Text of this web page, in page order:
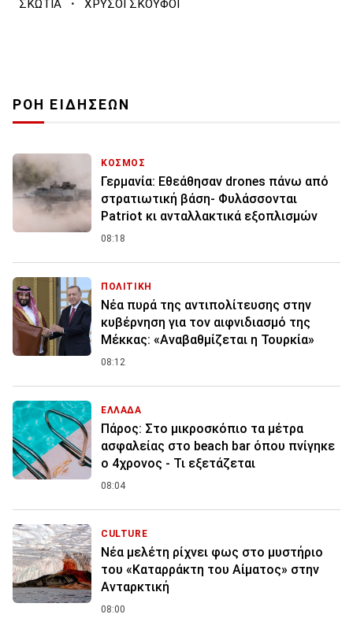
ΣΚΩΤΙΑ · ΧΡΥΣΟΙ ΣΚΟΥΦΟΙ
ΡΟΗ ΕΙΔΗΣΕΩΝ
ΚΟΣΜΟΣ
Γερμανία: Εθεάθησαν drones πάνω από
στρατιωτική βάση- Φυλάσσονται
Patriot κι ανταλλακτικά εξοπλισμών
08:18
ΠΟΛΙΤΙΚΗ
Νέα πυρά της αντιπολίτευσης στην
κυβέρνηση για τον αιφνιδιασμό της
Μέκκας: «Αναβαθμίζεται η Τουρκία»
08:12
ΕΛΛΑΔΑ
Πάρος: Στο μικροσκόπιο τα μέτρα
ασφαλείας στο beach bar όπου πνίγηκε
ο 4χρονος - Τι εξετάζεται
08:04
CULTURE
Νέα μελέτη ρίχνει φως στο μυστήριο
του «Καταρράκτη του Αίματος» στην
Ανταρκτική
08:00